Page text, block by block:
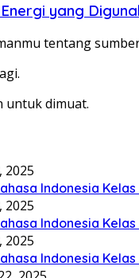
yang
tentang
untuk dimuat.
2025
Indonesia
2025
Indonesia
2025
Indonesia